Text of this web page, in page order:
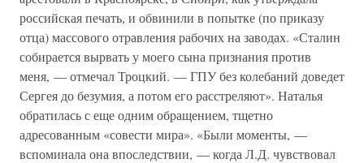
российская печать, и обвинили в попытке (по приказу
отца) массового отравления рабочих на заводах. «Сталин
собирается вырвать у моего сына признания против
меня, — отмечал Троцкий. — ГПУ без колебаний доведет
Сергея до безумия, а потом его расстреляют». Наталья
обратилась с еще одним обращением, тщетно
адресованным «совести мира». «Были моменты, —
вспоминала она впоследствии, — когда Л.Д. чувствовал